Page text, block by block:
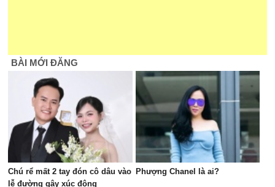
BÀI MỚI ĐĂNG
Chú rể mất 2 tay đón cô dâu vào
lễ đường gây xúc động
Phượng Chanel là ai?